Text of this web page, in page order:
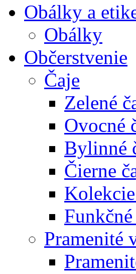
Obálky a
Obálky
Občerstvenie
Čaje
Zelené
Ovocné
Bylinné
Čierne
Pramenité